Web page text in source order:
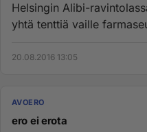
Helsingin Alibi-
yhtä tenttiä vaille
20.08.2016 13:05
AVOERO
ero ei erota